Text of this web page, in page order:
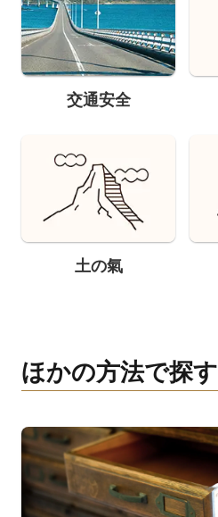
交通安全
土の氣
ほかの方法で探す